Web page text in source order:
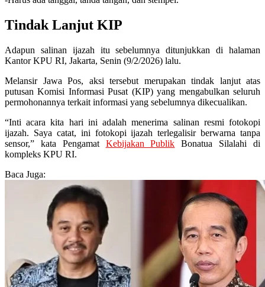
Tindak Lanjut KIP
Adapun salinan ijazah itu sebelumnya ditunjukkan di halaman
Kantor KPU RI, Jakarta, Senin (9/2/2026) lalu.
Melansir Jawa Pos, aksi tersebut merupakan tindak lanjut atas
putusan Komisi Informasi Pusat (KIP) yang mengabulkan seluruh
permohonannya terkait informasi yang sebelumnya dikecualikan.
“Inti acara kita hari ini adalah menerima salinan resmi fotokopi
ijazah. Saya catat, ini fotokopi ijazah terlegalisir berwarna tanpa
sensor,” kata Pengamat Kebijakan Publik Bonatua Silalahi di
kompleks KPU RI.
Baca Juga: